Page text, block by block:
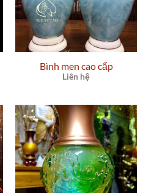
Bình men cao cấp
Liên hệ